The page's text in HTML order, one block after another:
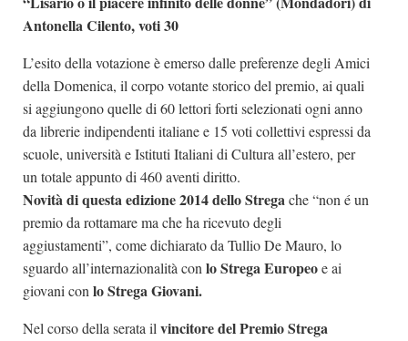
Antonella Cilento, voti 30
L’esito della votazione è emerso dalle preferenze degli Amici
della Domenica, il corpo votante storico del premio, ai quali
si aggiungono quelle di 60 lettori forti selezionati ogni anno
da librerie indipendenti italiane e 15 voti collettivi espressi da
scuole, università e Istituti Italiani di Cultura all’estero, per
un totale appunto di 460 aventi diritto.
Novità di questa edizione 2014 dello Stregache “non é un
premio da rottamare ma che ha ricevuto degli
aggiustamenti”, come dichiarato da Tullio De Mauro, lo
sguardo all’internazionalità con lo Strega Europeoe ai
giovani con lo Strega Giovani.
Nel corso della serata il vincitore del Premio Strega